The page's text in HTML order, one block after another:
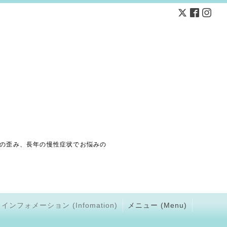
歪み、長年の慢性症状でお悩みの
インフォメーション (Infomation) メニュー (Menu)